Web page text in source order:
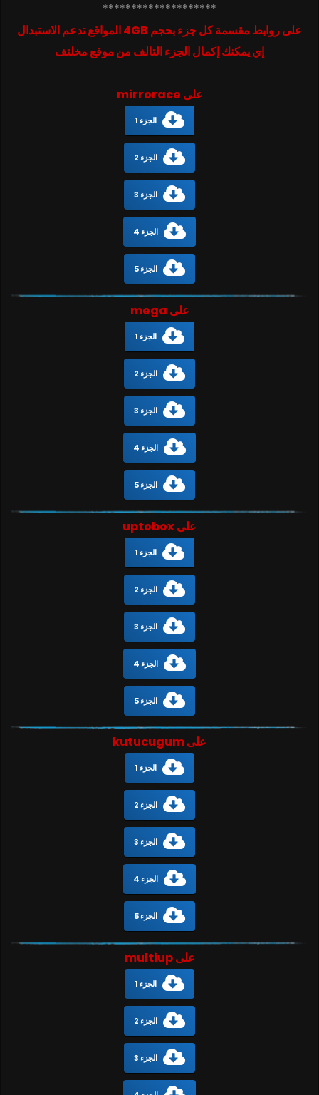
********************
على روابط مقسمة كل جزء بحجم 4GB المواقع تدعم الاستبدال
إي يمكنك إكمال الجزء التالف من موقع مخلتف
على mirrorace
الجزء 1
الجزء 2
الجزء 3
الجزء 4
الجزء 5
على mega
الجزء 1
الجزء 2
الجزء 3
الجزء 4
الجزء 5
على uptobox
الجزء 1
الجزء 2
الجزء 3
الجزء 4
الجزء 5
على kutucugum
الجزء 1
الجزء 2
الجزء 3
الجزء 4
الجزء 5
على multiup
الجزء 1
الجزء 2
الجزء 3